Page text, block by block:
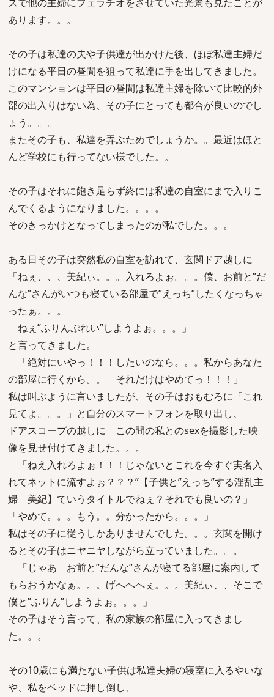
あります。。。
その子は私達の夫や子供達が出かけた後、ほぼ私達主婦だ
けになる平日の昼間を狙って私達に手を出してきました。
このマンションは平日の昼間は私達主婦を除いて比較的外
部の出入りはない為、その子にとっても都合が良いのでし
ょう。。。
またその子も、私達を弄ぶためでしょうか。。最近はほと
んど学校にも行ってない様でした。。
その子はそれに飽き足らず終には私達の自室にまで入りこ
んでくるようになりました。。。。
そのきっかけとなってしまったのが私でした。。。
ある日その子は突然私の自室を訪れて、玄関ドア越しに
「ねぇ、、、美紀ぃ。。。入れろよぉ。。。僕、お前と”だ
んな”さんがいつも寝ている部屋で”えっち”したくなっちゃ
ったぁ。。。
ねぇ”ふりんぷれい”しようよぉ。。。」
と言ってきました。
「絶対にいやっ！！！したいのなら。。。私からあなた
の部屋に行くから。。 それだけはやめてっ！！！」
私は叫ぶように言いましたが、その子はおもむろに「これ
見てよ。。。」と自分のスマートフォンを取り出し、
ドアスコープの越しに この間の私とのsexを撮影した映
像を見せ付けてきました。。。
「ねえ入れろよぉ！！！じゃないとこれを今すぐ実名入
れてネットに流すよぉ？？？”【子供と”えっち”する淫乱主
婦 美紀】ていうタイトルでねぇ？それでも良いの？」
「やめて。。。もう。。分かったから。。。」
私はその子に従うしかありませんでした。。。玄関を開け
るとその子はニヤニヤしながら立っていました。。。
「じゃあ お前と”だんな”さんが寝てる部屋に案内して
もらおうかなぁ。。。げへへへぇ。。。美紀ぃ、、そこで
僕と”ふりん”しようよぉ。。。」
その子はそう言って、私の家族の部屋に入ってきまし
た。。。
その10歳にも満たない子供は私達夫婦の寝室に入るやいな
や、私をベッドに押し倒し、